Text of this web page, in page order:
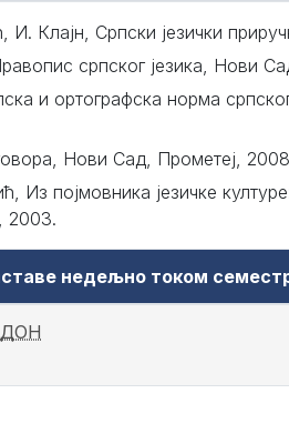
Клајн, Српски језички
српског језика, Нови
и ортографска норма
Нови Сад, Прометеј,
Из појмовника језичке
2003.
недељно током
ДОН